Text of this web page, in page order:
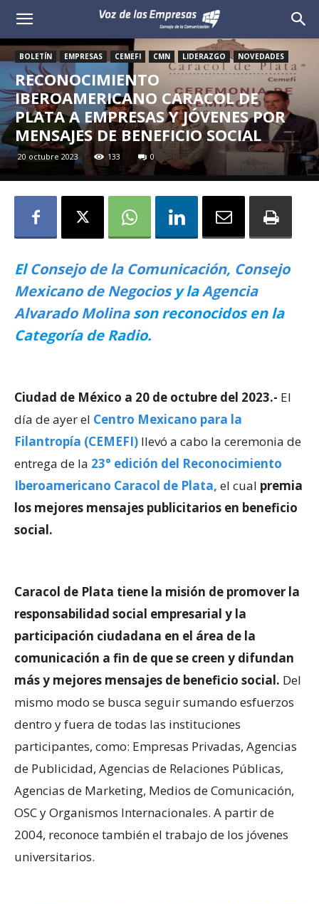
Voz
las
Empresas
BOLETÍN EMPRESAS CEMEFI CMN LIDERAZGO NOVEDADES
RECONOCIMIENTO
IBEROAMERICANO CARACOL DE
PLATA A EMPRESAS Y JÓVENES POR
MENSAJES DE BENEFICIO SOCIAL
20 octubre 2023 133 0
ElConsejo de la Comunicación, Consejo
Mexicano de Negociosy laAgencia
Alvarado Molinason reconocidos en la
Categoría de Radio.
Ciudad de México a 20 de octubre del 2023.- El
día de ayer el Centro Mexicano para la
Filantropía (CEMEFI) llevó a cabo la ceremonia de
entrega de la 23° edición del Reconocimiento
Iberoamericano Caracol de Plata, el cual premia
los mejores mensajes publicitarios en beneficio
social.
Caracol de Plata tiene la misión de promover la
responsabilidad social empresarial y la
participación ciudadana en el área de la
comunicación a fin de que se creen y difundan
más y mejores mensajes de beneficio social. Del
mismo modo se busca seguir sumando esfuerzos
dentro y fuera de todas las instituciones
participantes, como: Empresas Privadas, Agencias
de Publicidad, Agencias de Relaciones Públicas,
Agencias de Marketing, Medios de Comunicación,
OSC y Organismos Internacionales. A partir de
2004, reconoce también el trabajo de los jóvenes
universitarios.